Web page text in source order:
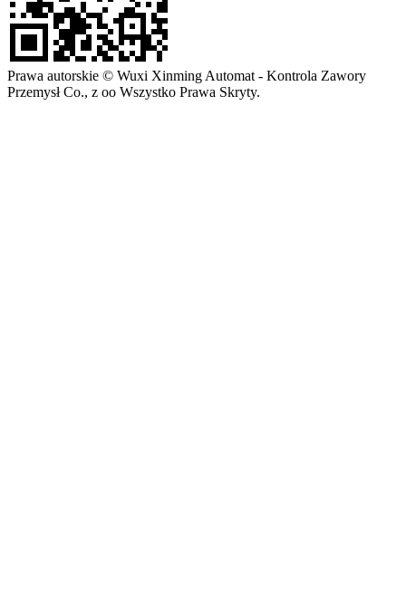
Prawa autorskie © Wuxi Xinming Automat - Kontrola Zawory
Przemysł Co., z oo Wszystko Prawa Skryty.